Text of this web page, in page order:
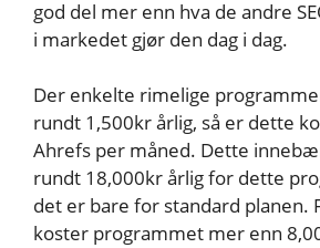
god del mer enn hva de andre
i markedet gjør den dag i dag.
Der enkelte rimelige
rundt 1,500kr årlig, så er dette
Ahrefs per måned. Dette
rundt 18,000kr årlig for dette
det er bare for standard planen.
koster programmet mer enn